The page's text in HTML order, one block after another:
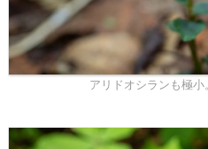
アリドオシランも極